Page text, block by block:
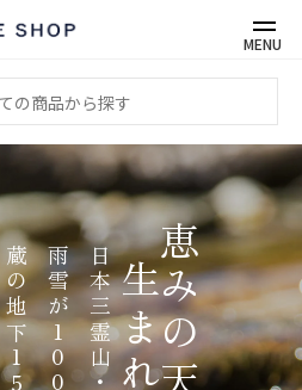
MENU